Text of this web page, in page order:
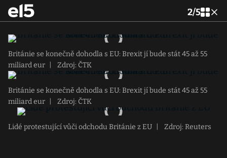
2/5
Británie se konečně dohodla s EU: Brexit jí bude stát 45 až 55
miliard eur
Zdroj: ČTK
Británie se konečně dohodla s EU: Brexit jí bude stát 45 až 55
miliard eur
Zdroj: ČTK
Lidé protestující vůči odchodu Británie z EU Zdroj: Reuters